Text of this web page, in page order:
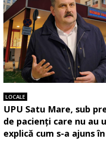
LOCALE
UPU Satu Mare, sub
de pacienți care nu au
explică cum s-a ajuns